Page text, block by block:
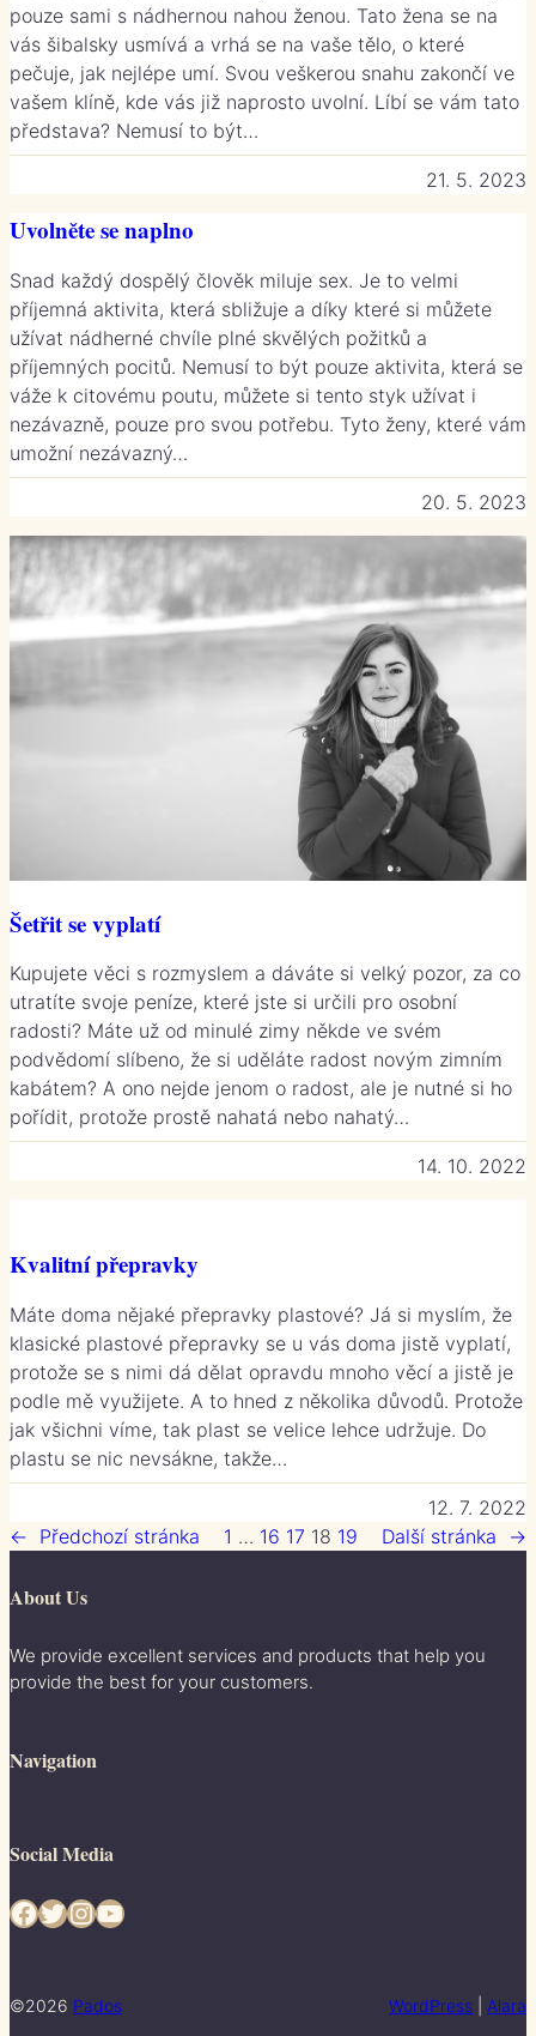
pouze sami s nádhernou nahou ženou. Tato žena se na
vás šibalsky usmívá a vrhá se na vaše tělo, o které
pečuje, jak nejlépe umí. Svou veškerou snahu zakončí ve
vašem klíně, kde vás již naprosto uvolní. Líbí se vám tato
představa? Nemusí to být…
21. 5. 2023
Uvolněte se naplno
Snad každý dospělý člověk miluje sex. Je to velmi
příjemná aktivita, která sbližuje a díky které si můžete
užívat nádherné chvíle plné skvělých požitků a
příjemných pocitů. Nemusí to být pouze aktivita, která se
váže k citovému poutu, můžete si tento styk užívat i
nezávazně, pouze pro svou potřebu. Tyto ženy, které vám
umožní nezávazný…
20. 5. 2023
Šetřit se vyplatí
Kupujete věci s rozmyslem a dáváte si velký pozor, za co
utratíte svoje peníze, které jste si určili pro osobní
radosti? Máte už od minulé zimy někde ve svém
podvědomí slíbeno, že si uděláte radost novým zimním
kabátem? A ono nejde jenom o radost, ale je nutné si ho
pořídit, protože prostě nahatá nebo nahatý…
14. 10. 2022
Kvalitní přepravky
Máte doma nějaké přepravky plastové? Já si myslím, že
klasické plastové přepravky se u vás doma jistě vyplatí,
protože se s nimi dá dělat opravdu mnoho věcí a jistě je
podle mě využijete. A to hned z několika důvodů. Protože
jak všichni víme, tak plast se velice lehce udržuje. Do
plastu se nic nevsákne, takže…
12. 7. 2022
← Předchozí stránka 1 … 16 17 18 19 Další stránka →
About Us
We provide excellent services and products that help you
provide the best for your customers.
Navigation
Social Media
Facebook Twitter InstagramYouTube
©2026 Pados WordPress Alara